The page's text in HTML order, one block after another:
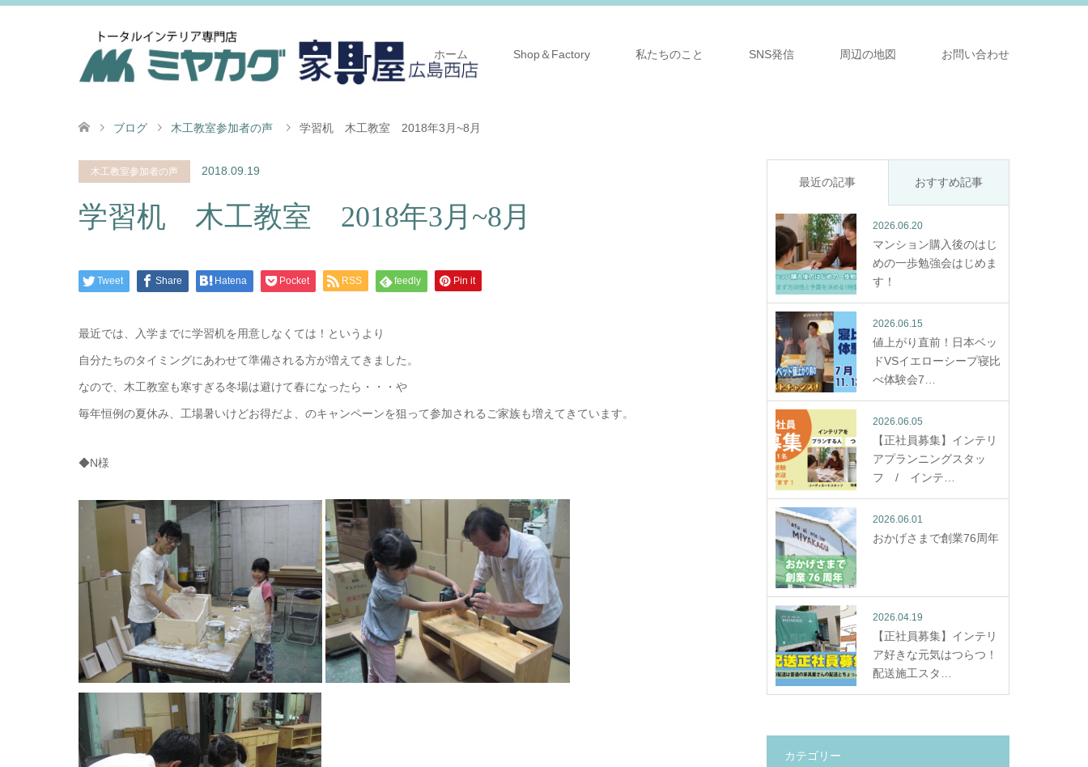
ホーム Shop＆Factory 私たちのこと SNS発信 周辺の地図 お問い合わせ
ブログ 木工教室参加者の声 学習机 木工教室 2018年3月~8月
木工教室参加者の声 2018.09.19
学習机 木工教室 2018年3月~8月
Tweet Share Hatena Pocket RSS feedly Pin it
最近では、入学までに学習机を用意しなくては！というより
自分たちのタイミングにあわせて準備される方が増えてきました。
なので、木工教室も寒すぎる冬場は避けて春になったら・・・や
毎年恒例の夏休み、工場暑いけどお得だよ、のキャンペーンを狙って参加されるご家族も増えてきています。
◆N様
最近の記事 おすすめ記事
2026.06.20
マンション購入後のはじ
めの一歩勉強会はじめま
す！
2026.06.15
値上がり直前！日本ベッ
ドVSイエローシープ寝比
べ体験会7…
2026.06.05
【正社員募集】インテリ
アプランニングスタッ
フ / インテ…
2026.06.01
おかげさまで創業76周年
2026.04.19
【正社員募集】インテリ
ア好きな元気はつらつ！
配送施工スタ…
カテゴリー